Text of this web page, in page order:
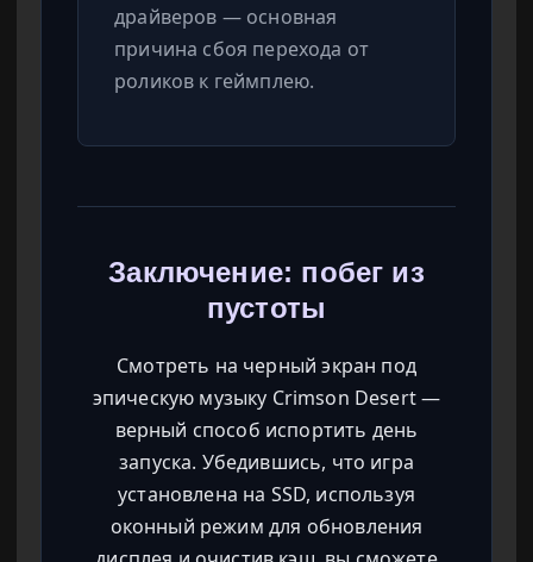
драйверов — основная
причина сбоя перехода от
роликов к геймплею.
Заключение: побег из
пустоты
Смотреть на черный экран под
эпическую музыку Crimson Desert —
верный способ испортить день
запуска. Убедившись, что игра
установлена на SSD, используя
оконный режим для обновления